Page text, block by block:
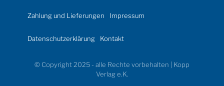
Zahlung und Lieferungen Impressum
Datenschutzerklärung Kontakt
© Copyright 2025 - alle Rechte vorbehalten | Kopp
Verlag e.K.